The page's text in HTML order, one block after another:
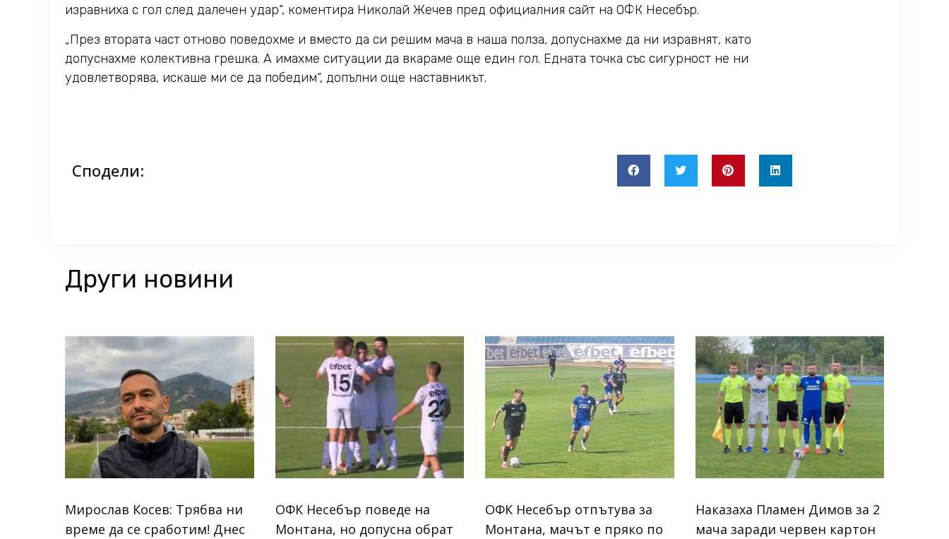
изравниха с гол след далечен удар“, коментира Николай Жечев пред официалния сайт на ОФК Несебър.
„През втората част отново поведохме и вместо да си решим мача в наша полза, допуснахме да ни изравнят, като
допуснахме колективна грешка. А имахме ситуации да вкараме още един гол. Едната точка със сигурност не ни
удовлетворява, искаше ми се да победим“, допълни още наставникът.
Сподели:
Други новини
Мирослав Косев: Трябва ни
време да се сработим! Днес
ОФК Несебър поведе на
Монтана, но допусна обрат
ОФК Несебър отпътува за
Монтана, мачът е пряко по
Наказаха Пламен Димов за 2
мача заради червен картон